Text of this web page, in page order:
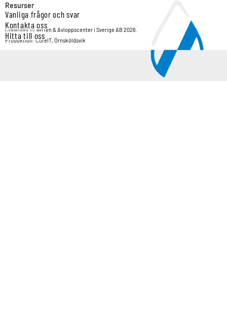
Resurser
Vanliga frågor och svar
Kontakta oss
Hitta till oss
Copyright © Vatten & Avloppscenter i Sverige AB 2026.
Produktion: CoreIT, Örnsköldsvik